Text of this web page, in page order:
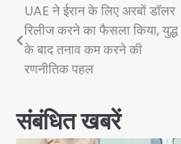
Post
navigation
UAE ने ईरान के लिए अरबों डॉलर
रिलीज करने का फैसला किया, युद्ध
के बाद तनाव कम करने की
रणनीतिक पहल
संबंधित खबरें